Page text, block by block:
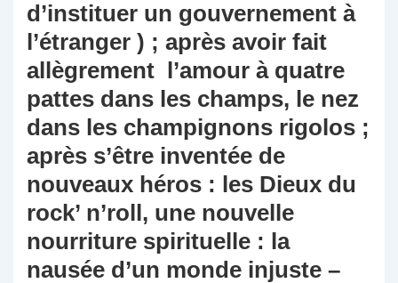
d’instituer un gouvernement à
l’étranger ) ; après avoir fait
allègrement l’amour à quatre
pattes dans les champs, le nez
dans les champignons rigolos ;
après s’être inventée de
nouveaux héros : les Dieux du
rock’ n’roll, une nouvelle
nourriture spirituelle : la
nausée d’un monde injuste –